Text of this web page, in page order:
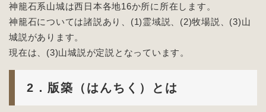
神籠石系山城は西日本各地16か所に所在します。
神籠石については諸説あり、(1)霊域説、(2)牧場説、(3)山
城説があります。
現在は、(3)山城説が定説となっています。
2．版築（はんちく）とは